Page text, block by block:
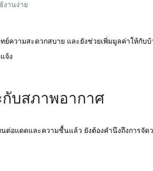
งานง่าย
ความสะดวกสบาย และยังช่วยเพิ่มมูลค่าให้กับ
จ้ง
กับสภาพอากาศ
ต่อแดดและความชื้นแล้ว ยังต้องคำนึงถึงการจั